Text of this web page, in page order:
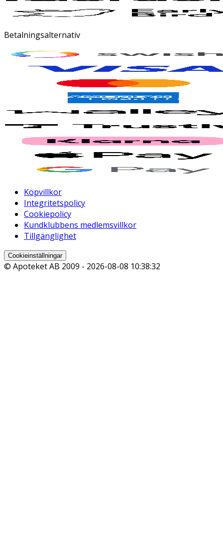
Betalningsalternativ
Köpvillkor
Integritetspolicy
Cookiepolicy
Kundklubbens medlemsvillkor
Tillgänglighet
Cookieinställningar
© Apoteket AB 2009 - 2026-08-08 10:38:32